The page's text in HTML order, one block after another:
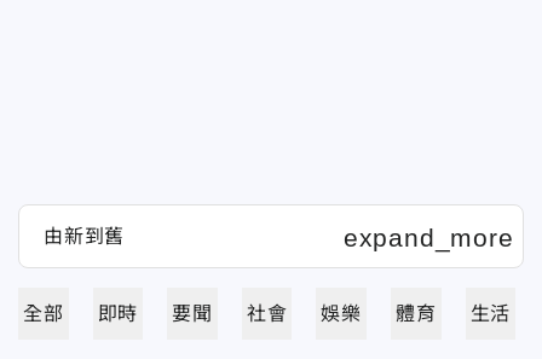
全部 即時 要聞 社會 娛樂 體育 生活